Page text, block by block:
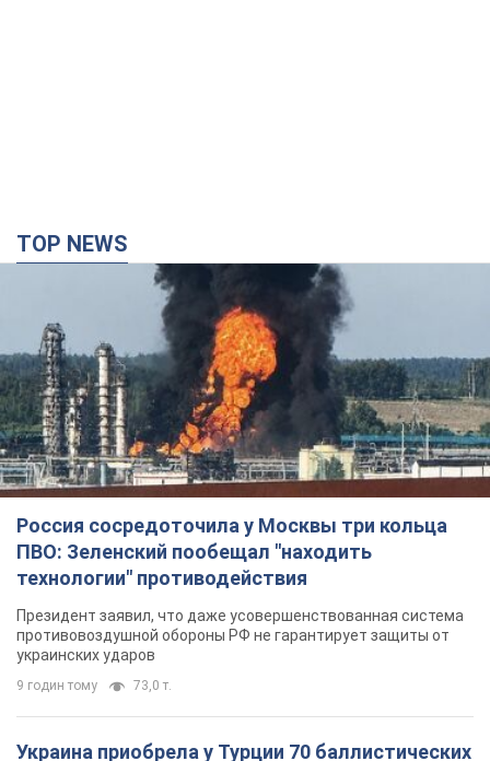
TOP NEWS
Россия сосредоточила у Москвы три кольца
ПВО: Зеленский пообещал "находить
технологии" противодействия
Президент заявил, что даже усовершенствованная система
противовоздушной обороны РФ не гарантирует защиты от
украинских ударов
9 годин тому 73,0 т.
Украина приобрела у Турции 70 баллистических